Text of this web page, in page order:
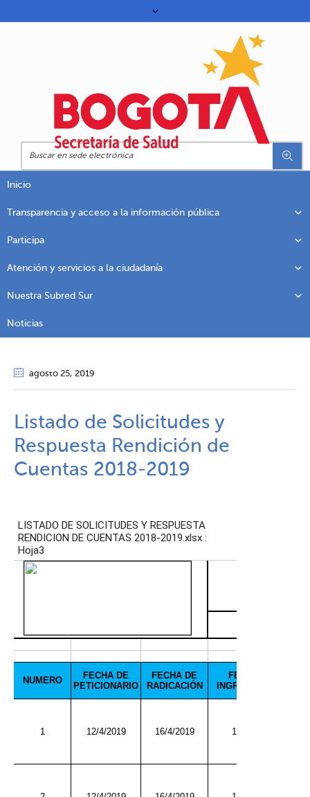
Inicio
Transparencia y acceso a la información pública
Participa
Atención y servicios a la ciudadanía
Nuestra Subred Sur
Noticias
agosto 25, 2019
Listado de Solicitudes y
Respuesta Rendición de
Cuentas 2018-2019